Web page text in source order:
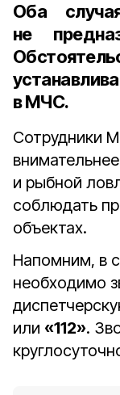
Оба
не
в МЧС.
Сотрудники
и рыбной
соблюдать
объектах.
Напомним, в
необходимо
или «112».